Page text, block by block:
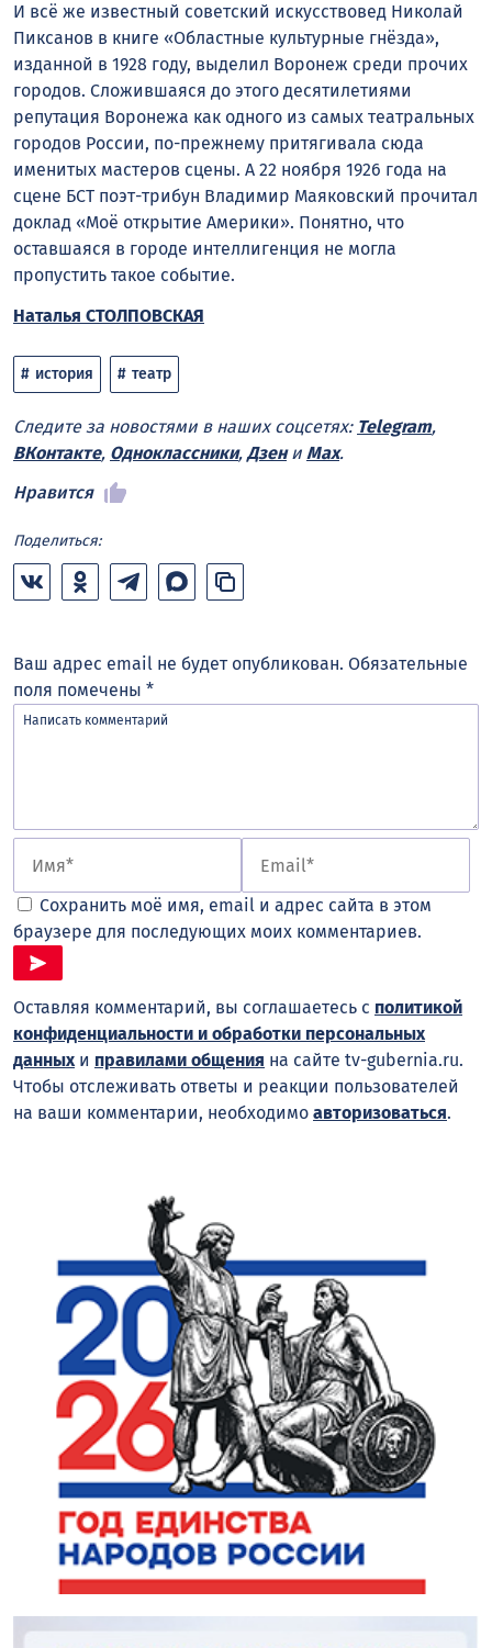
И всё же известный советский искусствовед Николай
Пиксанов в книге «Областные культурные гнёзда»,
изданной в 1928 году, выделил Воронеж среди прочих
городов. Сложившаяся до этого десятилетиями
репутация Воронежа как одного из самых театральных
городов России, по-прежнему притягивала сюда
именитых мастеров сцены. А 22 ноября 1926 года на
сцене БСТ поэт-трибун Владимир Маяковский прочитал
доклад «Моё открытие Америки». Понятно, что
оставшаяся в городе интеллигенция не могла
пропустить такое событие.
Наталья СТОЛПОВСКАЯ
история театр
Следите за новостями в наших соцсетях: Telegram,
ВКонтакте, Одноклассники, Дзени Max.
Нравится
Поделиться:
Ваш адрес email не будет опубликован. Обязательные
поля помечены *
Сохранить моё имя, email и адрес сайта в этом
браузере для последующих моих комментариев.
Оставляя комментарий, вы соглашаетесь с политикой
конфиденциальности и обработки персональных
данныхи правилами общения на сайте tv-gubernia.ru.
Чтобы отслеживать ответы и реакции пользователей
на ваши комментарии, необходимо авторизоваться.